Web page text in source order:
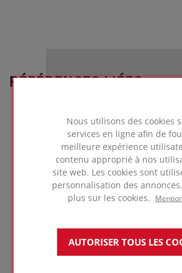
Nous utilisons des cookies
services en ligne afin de
meilleure expérience
contenu approprié à nos
site web. Les cookies sont
personnalisation des
plus sur les cookies.
AUTORISER TOUS LES
RÉFÉRENCES LIÉES
Aquapark Kohoutovice
BRNO RÉPUBLIQUE TCHÈQUE